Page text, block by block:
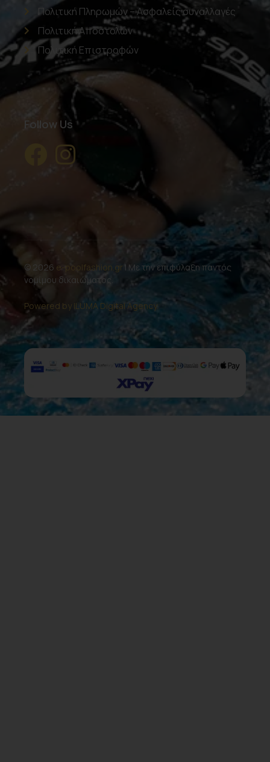
Πολιτική Πληρωμών – Ασφαλείς συναλλαγές
Πολιτική Αποστολών
Πολιτική Επιστροφών
Follow Us
© 2026 e-poolfashion.gr | Με την επιφύλαξη παντός
νομίμου δικαιώματος.
Powered by ILUMA Digital Agency.